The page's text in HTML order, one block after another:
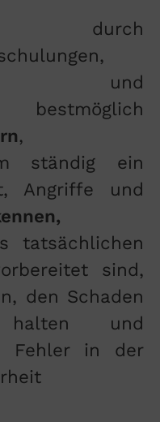
und
bestmöglich
,
ständig ein
Angriffe und
tatsächlichen
sind,
den Schaden
und
Fehler in der